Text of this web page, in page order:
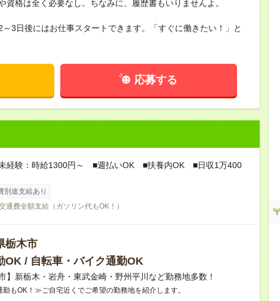
資格は全く必要なし。ちなみに、履歴書もいりませんよ。
3日後にはお仕事スタートできます。「すぐに働きたい！」と
応募する
経験：時給1300円～ ■週払いOK ■扶養内OK ■日収1万400
別途支給あり
通費全額支給（ガソリン代もOK！）
栃木市
OK / 自転車・バイク通勤OK
】新栃木・岩舟・東武金崎・野州平川など勤務地多数！
もOK！≫ご自宅近くでご希望の勤務地を紹介します。